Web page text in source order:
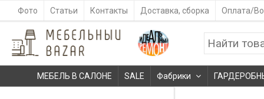
Фото Статьи Контакты Доставка, сборка Оплата/
МЕБЕЛЬ В САЛОНЕ SALE Фабрики